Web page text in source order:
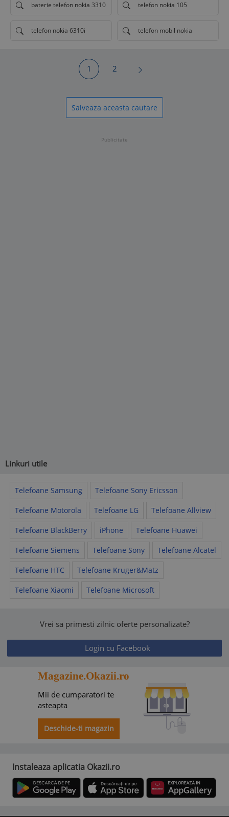
baterie telefon nokia 3310 telefon nokia 105
telefon nokia 6310i telefon mobil nokia
1 2
Salveaza aceasta cautare
Publicitate
Linkuri utile
Telefoane Samsung Telefoane Sony Ericsson
Telefoane Motorola Telefoane LG Telefoane Allview
Telefoane BlackBerry iPhone Telefoane Huawei
Telefoane Siemens Telefoane Sony Telefoane Alcatel
Telefoane HTC Telefoane Kruger&Matz
Telefoane Xiaomi Telefoane Microsoft
Vrei sa primesti zilnic oferte personalizate?
Login cu Facebook
Magazine.Okazii.ro
Mii de cumparatori te
asteapta
Deschide-ti magazin
Instaleaza aplicatia Okazii.ro